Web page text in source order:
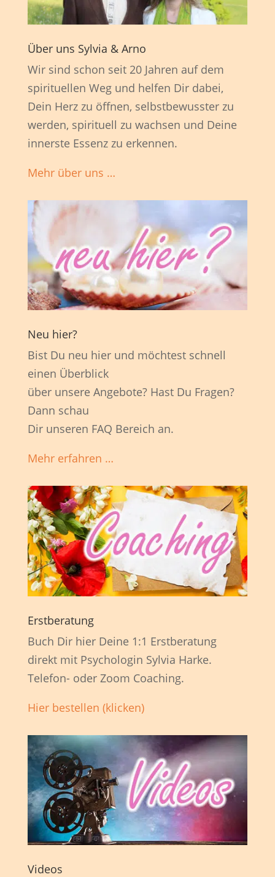
Über uns Sylvia & Arno
Wir sind schon seit 20 Jahren auf dem
spirituellen Weg und helfen Dir dabei,
Dein Herz zu öffnen, selbstbewusster zu
werden, spirituell zu wachsen und Deine
innerste Essenz zu erkennen.
Mehr über uns …
Neu hier?
Bist Du neu hier und möchtest schnell
einen Überblick
über unsere Angebote? Hast Du Fragen?
Dann schau
Dir unseren FAQ Bereich an.
Mehr erfahren …
Erstberatung
Buch Dir hier Deine 1:1 Erstberatung
direkt mit Psychologin Sylvia Harke.
Telefon- oder Zoom Coaching.
Hier bestellen (klicken)
Videos